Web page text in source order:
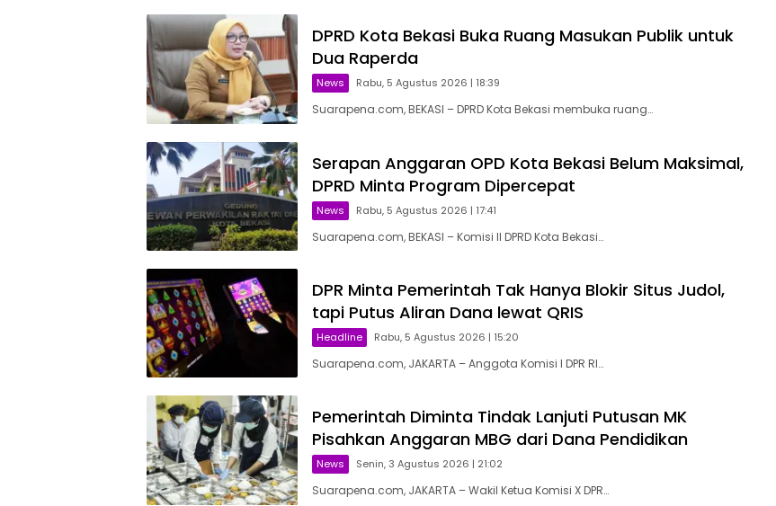
DPRD Kota Bekasi Buka Ruang Masukan Publik untuk
Dua Raperda
News Rabu, 5 Agustus 2026 | 18:39
Suarapena.com, BEKASI – DPRD Kota Bekasi membuka ruang…
Serapan Anggaran OPD Kota Bekasi Belum Maksimal,
DPRD Minta Program Dipercepat
News Rabu, 5 Agustus 2026 | 17:41
Suarapena.com, BEKASI – Komisi II DPRD Kota Bekasi…
DPR Minta Pemerintah Tak Hanya Blokir Situs Judol,
tapi Putus Aliran Dana lewat QRIS
Headline Rabu, 5 Agustus 2026 | 15:20
Suarapena.com, JAKARTA – Anggota Komisi I DPR RI…
Pemerintah Diminta Tindak Lanjuti Putusan MK
Pisahkan Anggaran MBG dari Dana Pendidikan
News Senin, 3 Agustus 2026 | 21:02
Suarapena.com, JAKARTA – Wakil Ketua Komisi X DPR…